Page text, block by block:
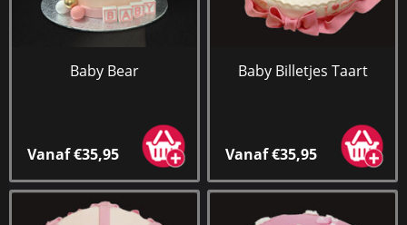
Baby Bear
Vanaf €35,95
Baby Billetjes Taart
Vanaf €35,95